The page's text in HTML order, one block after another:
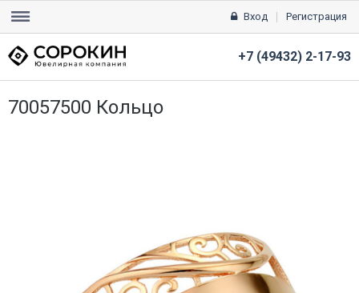
Вход Регистрация
+7 (49432) 2-17-93
70057500 Кольцо